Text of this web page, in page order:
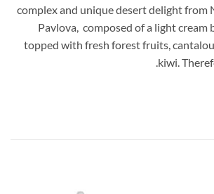
complex and unique desert delight from
Pavlova, composed of a light cream
topped with fresh forest fruits,
kiwi.